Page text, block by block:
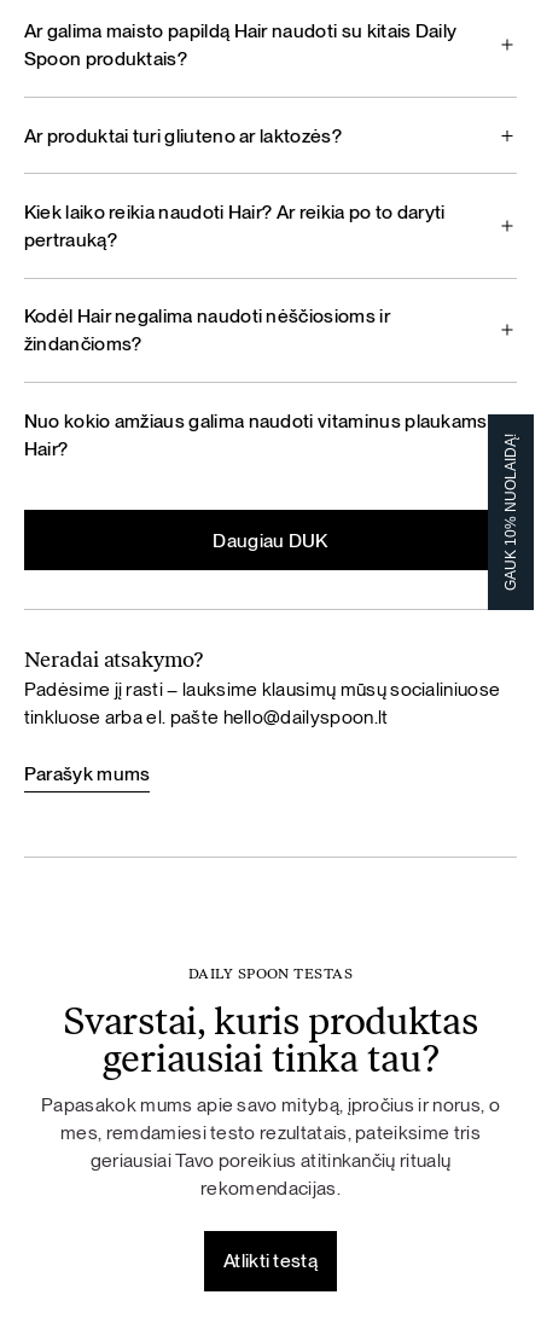
Ar galima maisto papildą Hair naudoti su kitais Daily
Spoon produktais?
Ar produktai turi gliuteno ar laktozės?
Kiek laiko reikia naudoti Hair? Ar reikia po to daryti
pertrauką?
Kodėl Hair negalima naudoti nėščiosioms ir
žindančioms?
Nuo kokio amžiaus galima naudoti vitaminus plaukams
Hair?
Daugiau DUK
Neradai atsakymo?
Padėsime jį rasti – lauksime klausimų mūsų socialiniuose
tinkluose arba el. pašte hello@dailyspoon.lt
Parašyk mums
DAILY SPOON TESTAS
Svarstai, kuris produktas
geriausiai tinka tau?
Papasakok mums apie savo mitybą, įpročius ir norus, o
mes, remdamiesi testo rezultatais, pateiksime tris
geriausiai Tavo poreikius atitinkančių ritualų
rekomendacijas.
Atlikti testą
GAUK 10% NUOLAIDĄ!